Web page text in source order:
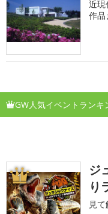
近現
作品
GW人気イベントランキ
1
ジ
り
見